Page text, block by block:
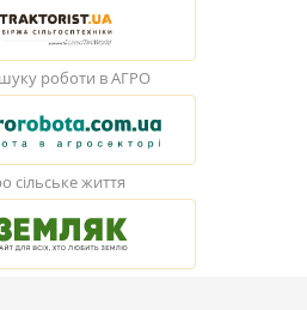
роботи в АГРО
сільське життя